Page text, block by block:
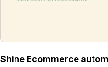
Shine Ecommerce